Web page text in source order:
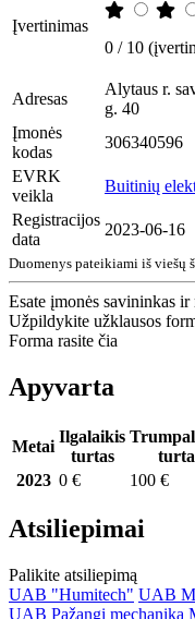
Įvertinimas
0 / 10
Adresas
Alytaus r.
g. 40
Įmonės
kodas
306340596
EVRK
veikla
Buitinių
Registracijos
data
2023-06-16
Duomenys pateikiami iš viešų
Esate įmonės savininkas
Užpildykite užklausos
Forma rasite čia
Apyvarta
Metai
Ilgalaikis
turtas
2023 0 € 100 €
Atsiliepimai
Palikite atsiliepimą
UAB "Humitech" UAB
UAB Pažangi mechanika